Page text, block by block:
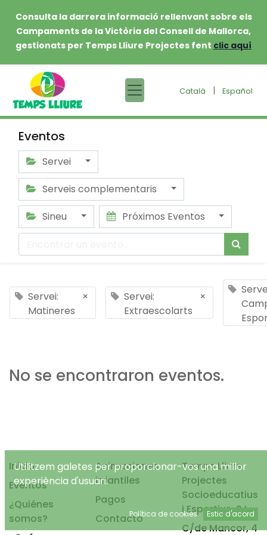
Consulta la darrera informació rellenvant sobre els
Campaments de la Victòria del Consell de Mallorca,
gestionats per Temps Lliure Projectes fent clic aquí
Català | Español
Eventos
Servei
Serveis complementaris
Sineu
Próximos Eventos
Servei:
Matineres
×
Servei:
Extraescolarts
×
No se encontraron eventos.
Inicio
Eventos
¿Quiénes
somos?
Animaciones
infantiles
Pagos
Contacto
Temps Lliure
Projectes
Socioeducatius
i Esportius, S.L.
C/de Mancor, 4
Utilitzem galetes per proporcionar-vos una millor
experiència d'usuari.
Política de cookies Estic d'acord